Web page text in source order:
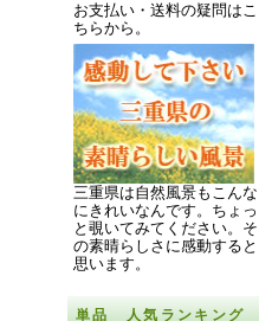
お支払い・送料の疑問はこ
ちらから。
三重県は自然風景もこんな
にきれいなんです。 ちょっ
と覗いてみてください。 そ
の素晴らしさに感動すると
思います。
単品 人気ランキング